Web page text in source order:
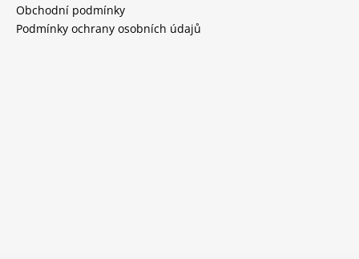
Obchodní podmínky
Podmínky ochrany osobních údajů